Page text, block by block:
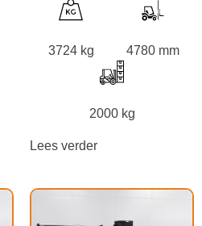
3724 kg 4780 mm
2000 kg
Lees verder